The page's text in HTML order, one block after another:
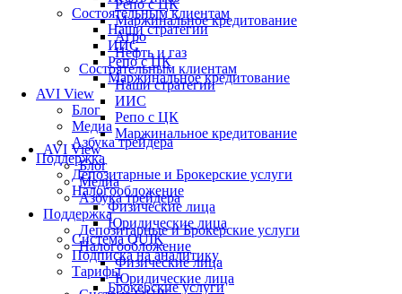
Состоятельным клиентам
Наши стратегии
ИИС
Репо с ЦК
Маржинальное кредитование
AVI View
Блог
Медиа
Азбука трейдера
Поддержка
Депозитарные и Брокерские услуги
Налогообложение
Физические лица
Юридические лица
Система QUIK
Подписка на аналитику
Тарифы
Брокерские услуги
Репо с ЦК
Маржинальное кредитование
Агро
Нефть и газ
Состоятельным клиентам
Наши стратегии
ИИС
Репо с ЦК
Маржинальное кредитование
AVI View
Блог
Медиа
Азбука трейдера
Поддержка
Депозитарные и Брокерские услуги
Налогообложение
Физические лица
Юридические лица